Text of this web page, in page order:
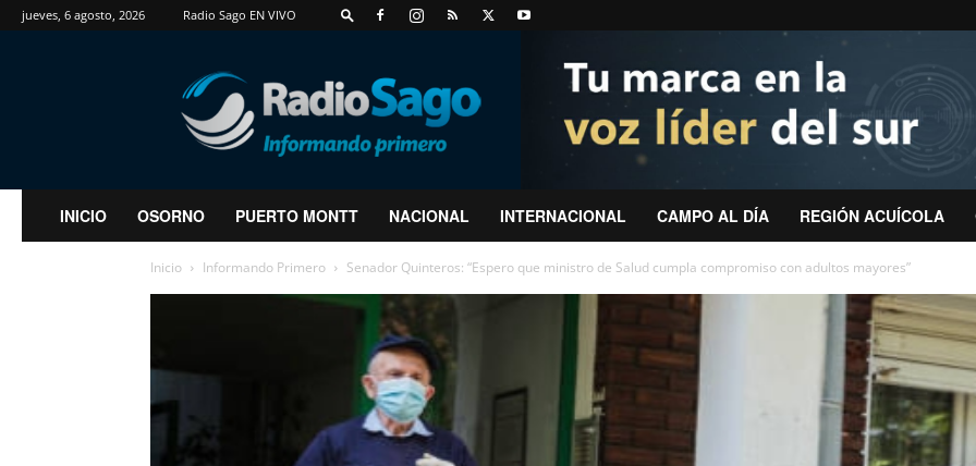
jueves, 6 agosto, 2026 Radio Sago EN VIVO
RadioSago
INICIO OSORNO PUERTO MONTT NACIONAL INTERNACIONAL CAMPO AL DÍA REGIÓN ACUÍCOLA
Inicio Informando Primero Senador Quinteros: “Espero que ministro de Salud cumpla compromiso con adultos mayores”